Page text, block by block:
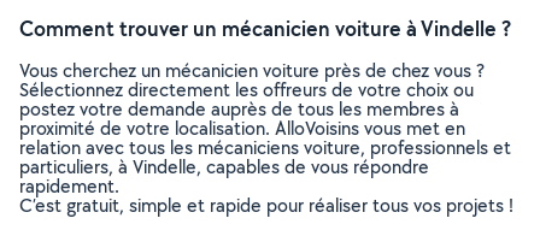
Comment trouver un mécanicien voiture à Vindelle ?
Vous cherchez un mécanicien voiture près de chez vous ?
Sélectionnez directement les offreurs de votre choix ou
postez votre demande auprès de tous les membres à
proximité de votre localisation. AlloVoisins vous met en
relation avec tous les mécaniciens voiture, professionnels et
particuliers, à Vindelle, capables de vous répondre
rapidement.
C’est gratuit, simple et rapide pour réaliser tous vos projets !